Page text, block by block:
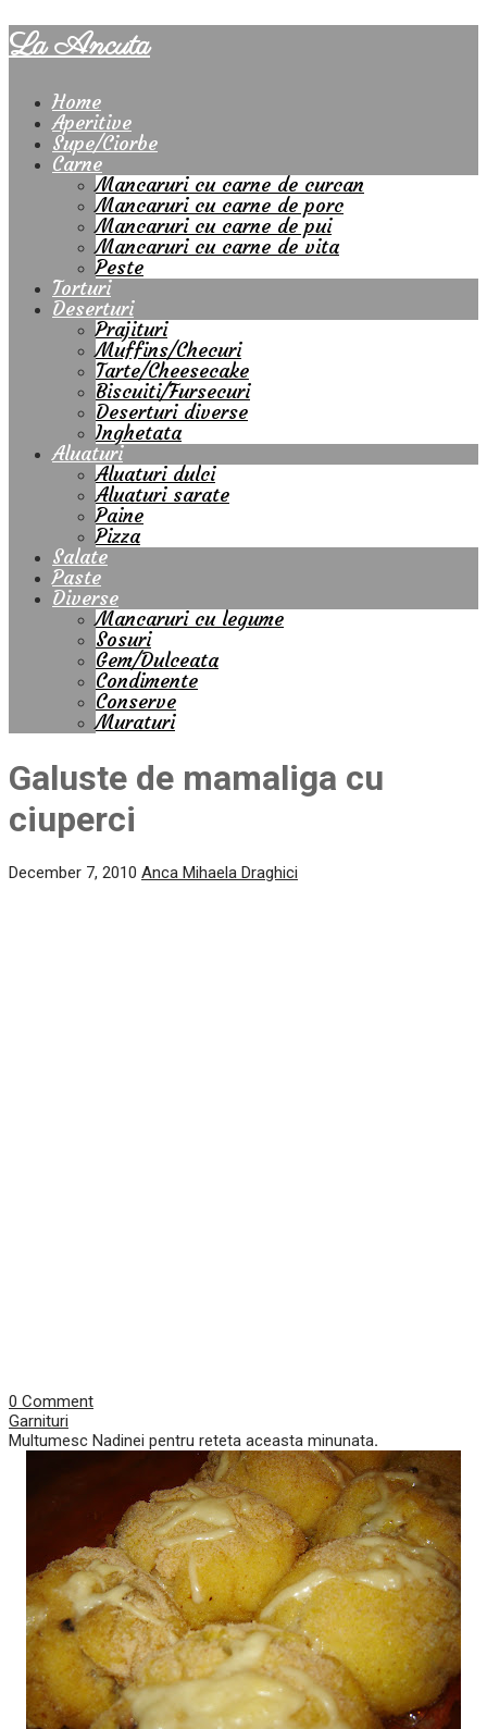
La Ancuta
Home
Aperitive
Supe/Ciorbe
Carne
Mancaruri cu carne de curcan
Mancaruri cu carne de porc
Mancaruri cu carne de pui
Mancaruri cu carne de vita
Peste
Torturi
Deserturi
Prajituri
Muffins/Checuri
Tarte/Cheesecake
Biscuiti/Fursecuri
Deserturi diverse
Inghetata
Aluaturi
Aluaturi dulci
Aluaturi sarate
Paine
Pizza
Salate
Paste
Diverse
Mancaruri cu legume
Sosuri
Gem/Dulceata
Condimente
Conserve
Muraturi
Galuste de mamaliga cu
ciuperci
December 7, 2010 Anca Mihaela Draghici
0 Comment
Garnituri
Multumesc Nadinei pentru reteta aceasta minunata.